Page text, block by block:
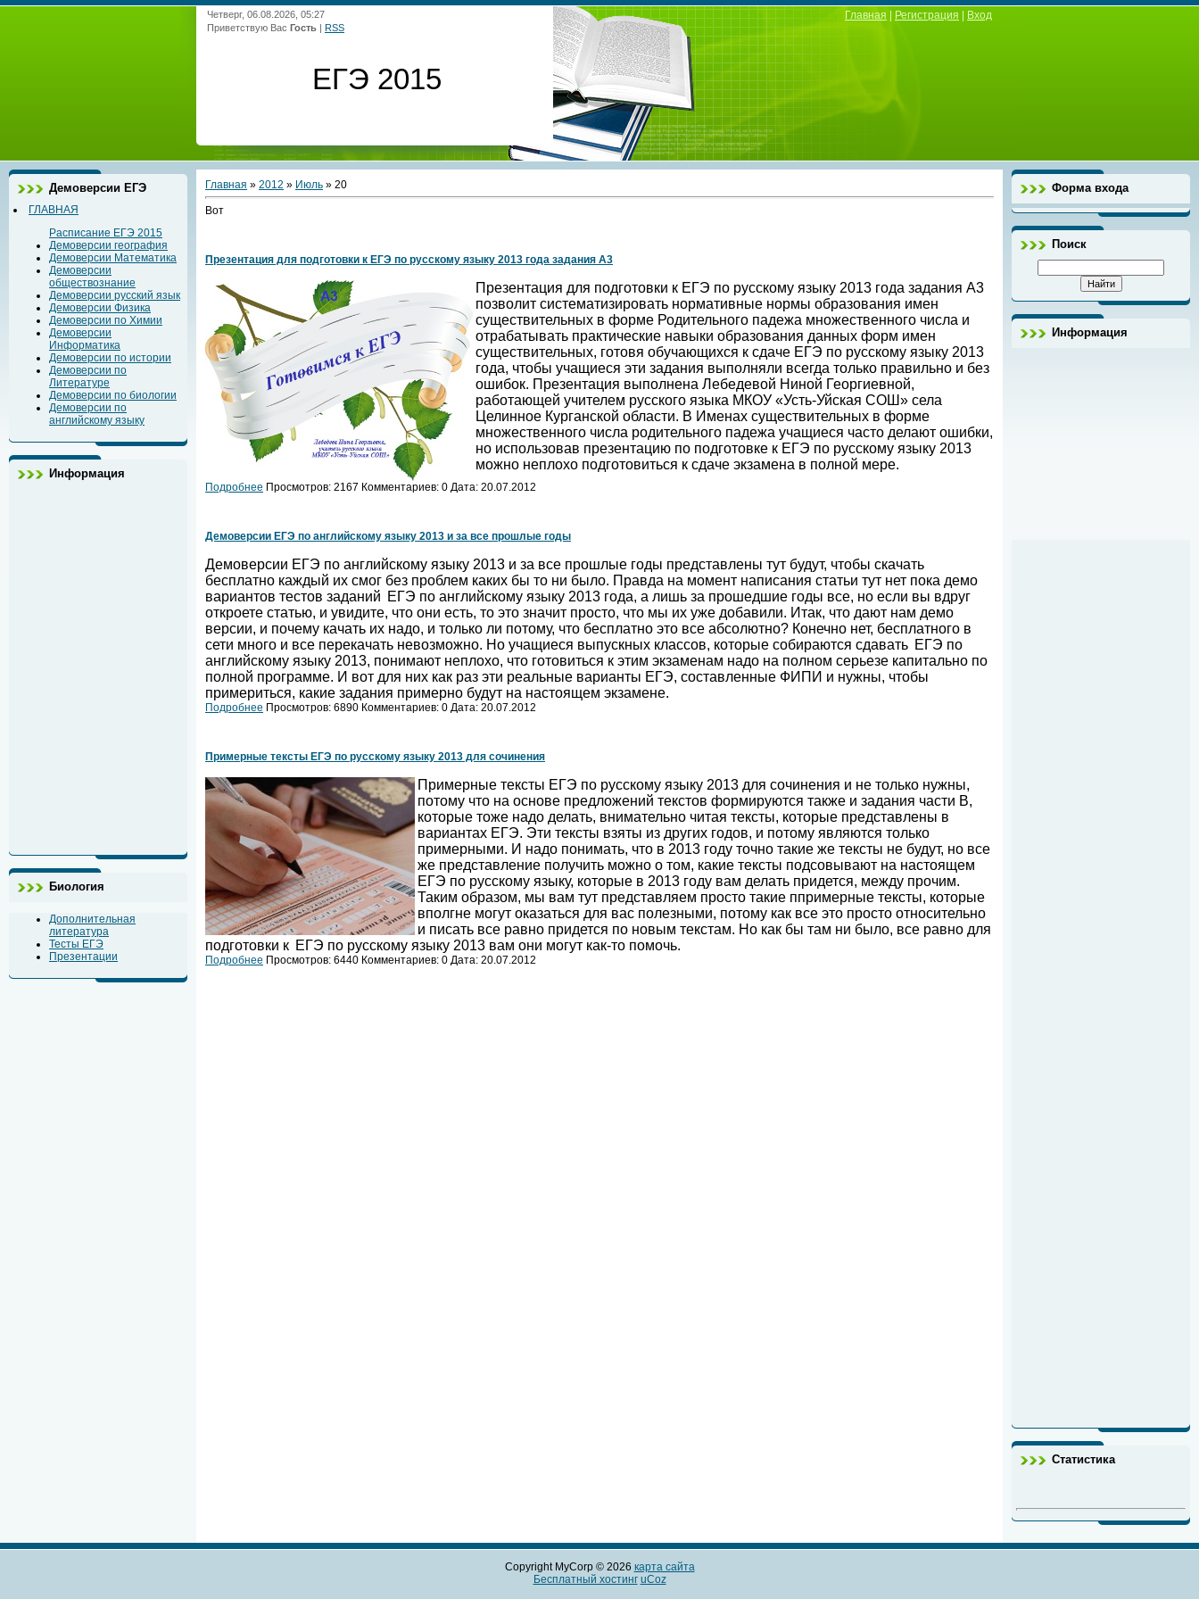
Четверг, 06.08.2026, 05:27
Приветствую Вас Гость | RSS
ЕГЭ 2015
Главная Регистрация Вход
Демоверсии ЕГЭ
ГЛАВНАЯ
Расписание ЕГЭ 2015
Демоверсии география
Демоверсии Математика
Демоверсии
обществознание
Демоверсии русский язык
Демоверсии Физика
Демоверсии по Химии
Демоверсии
Информатика
Демоверсии по истории
Демоверсии по
Литературе
Демоверсии по биологии
Демоверсии по
английскому языку
Информация
Биология
Дополнительная
литература
Тесты ЕГЭ
Презентации
Главная » 2012 » Июль » 20
Вот
Презентация для подготовки к ЕГЭ по русскому языку 2013 года задания А3
Презентация для подготовки к ЕГЭ по русскому языку 2013 года задания А3
позволит систематизировать нормативные нормы образования имен
существительных в форме Родительного падежа множественного числа и
отрабатывать практические навыки образования данных форм имен
существительных, готовя обучающихся к сдаче ЕГЭ по русскому языку 2013
года, чтобы учащиеся эти задания выполняли всегда только правильно и без
ошибок. Презентация выполнена Лебедевой Ниной Георгиевной,
работающей учителем русского языка МКОУ «Усть-Уйская СОШ» села
Целинное Курганской области. В Именах существительных в форме
множественного числа родительного падежа учащиеся часто делают ошибки,
но использовав презентацию по подготовке к ЕГЭ по русскому языку 2013
можно неплохо подготовиться к сдаче экзамена в полной мере.
Подробнее Просмотров: 2167 Комментариев: 0 Дата: 20.07.2012
Демоверсии ЕГЭ по английскому языку 2013 и за все прошлые годы
Демоверсии ЕГЭ по английскому языку 2013 и за все прошлые годы представлены тут будут, чтобы скачать
бесплатно каждый их смог без проблем каких бы то ни было. Правда на момент написания статьи тут нет пока демо
вариантов тестов заданий ЕГЭ по английскому языку 2013 года, а лишь за прошедшие годы все, но если вы вдруг
откроете статью, и увидите, что они есть, то это значит просто, что мы их уже добавили. Итак, что дают нам демо
версии, и почему качать их надо, и только ли потому, что бесплатно это все абсолютно? Конечно нет, бесплатного в
сети много и все перекачать невозможно. Но учащиеся выпускных классов, которые собираются сдавать ЕГЭ по
английскому языку 2013, понимают неплохо, что готовиться к этим экзаменам надо на полном серьезе капитально по
полной программе. И вот для них как раз эти реальные варианты ЕГЭ, составленные ФИПИ и нужны, чтобы
примериться, какие задания примерно будут на настоящем экзамене.
Подробнее Просмотров: 6890 Комментариев: 0 Дата: 20.07.2012
Примерные тексты ЕГЭ по русскому языку 2013 для сочинения
Примерные тексты ЕГЭ по русскому языку 2013 для сочинения и не только нужны,
потому что на основе предложений текстов формируются также и задания части B,
которые тоже надо делать, внимательно читая тексты, которые представлены в
вариантах ЕГЭ. Эти тексты взяты из других годов, и потому являются только
примерными. И надо понимать, что в 2013 году точно такие же тексты не будут, но все
же представление получить можно о том, какие тексты подсовывают на настоящем
ЕГЭ по русскому языку, которые в 2013 году вам делать придется, между прочим.
Таким образом, мы вам тут представляем просто такие ппримерные тексты, которые
вполгне могут оказаться для вас полезными, потому как все это просто относительно
и писать все равно придется по новым текстам. Но как бы там ни было, все равно для
подготовки к ЕГЭ по русскому языку 2013 вам они могут как-то помочь.
Подробнее Просмотров: 6440 Комментариев: 0 Дата: 20.07.2012
Форма входа
Поиск
Информация
Статистика
Copyright MyCorp © 2026 карта сайта
Бесплатный хостинг uCoz